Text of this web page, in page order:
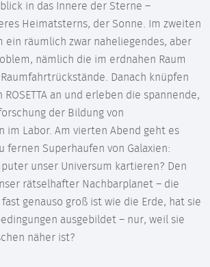
in das Innere der Sterne –
Heimatsterns, der Sonne. Im zweiten
ein räumlich zwar naheliegendes, aber
nämlich die im erdnahen Raum
Danach knüpfen
an und erleben die spannende,
der Bildung von
im Labor. Am vierten Abend geht es
fernen Superhaufen von Galaxien:
unser Universum kartieren? Den
rätselhafter Nachbarplanet – die
genauso groß ist wie die Erde, hat sie
ausgebildet – nur, weil sie
näher ist?